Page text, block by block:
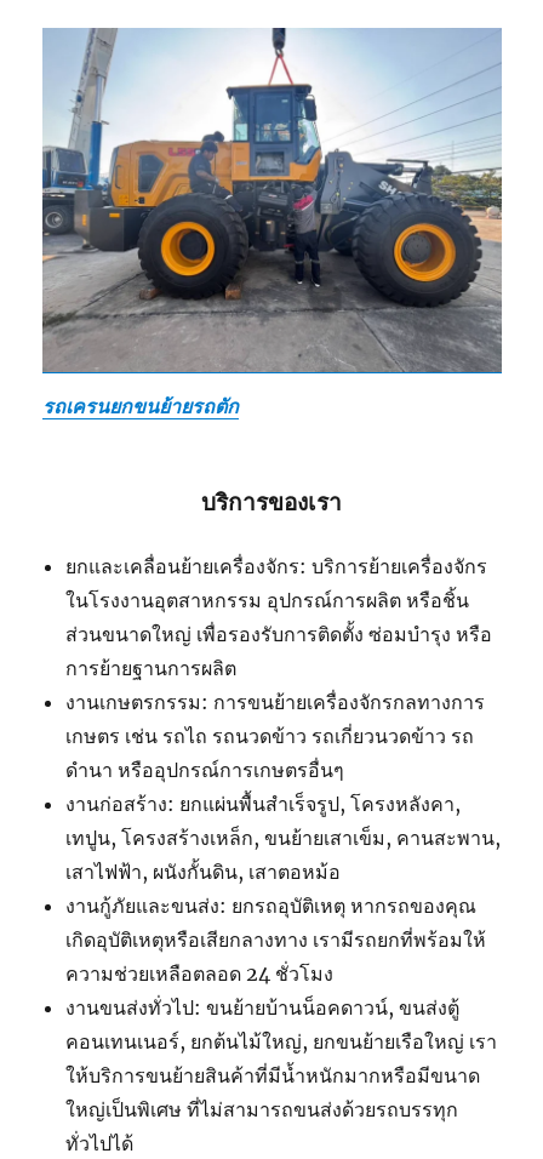
รถเครนยกขนย้ายรถตัก
บริการของเรา
ยกและเคลื่อนย้ายเครื่องจักร: บริการย้ายเครื่องจักร
ในโรงงานอุตสาหกรรม อุปกรณ์การผลิต หรือชิ้น
ส่วนขนาดใหญ่ เพื่อรองรับการติดตั้ง ซ่อมบำรุง หรือ
การย้ายฐานการผลิต
งานเกษตรกรรม: การขนย้ายเครื่องจักรกลทางการ
เกษตร เช่น รถไถ รถนวดข้าว รถเกี่ยวนวดข้าว รถ
ดำนา หรืออุปกรณ์การเกษตรอื่นๆ
งานก่อสร้าง: ยกแผ่นพื้นสำเร็จรูป, โครงหลังคา,
เทปูน, โครงสร้างเหล็ก, ขนย้ายเสาเข็ม, คานสะพาน,
เสาไฟฟ้า, ผนังกั้นดิน, เสาตอหม้อ
งานกู้ภัยและขนส่ง: ยกรถอุบัติเหตุ หากรถของคุณ
เกิดอุบัติเหตุหรือเสียกลางทาง เรามีรถยกที่พร้อมให้
ความช่วยเหลือตลอด 24 ชั่วโมง
งานขนส่งทั่วไป: ขนย้ายบ้านน็อคดาวน์, ขนส่งตู้
คอนเทนเนอร์, ยกต้นไม้ใหญ่, ยกขนย้ายเรือใหญ่ เรา
ให้บริการขนย้ายสินค้าที่มีน้ำหนักมากหรือมีขนาด
ใหญ่เป็นพิเศษ ที่ไม่สามารถขนส่งด้วยรถบรรทุก
ทั่วไปได้